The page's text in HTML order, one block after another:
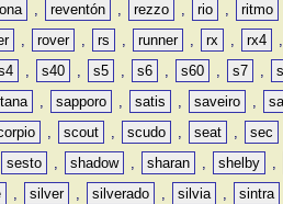
, reventón , rezzo , rio , ritmo
, rover , rs , runner , rx , rx4 ,
, s40 , s5 , s6 , s60 , s7 ,
, sapporo , satis , saveiro ,
, scout , scudo , seat , sec
sesto , shadow , sharan , shelby ,
, silver , silverado , silvia , sintra